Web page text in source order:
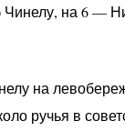
Чинелу, на 6 —
на
ручья в